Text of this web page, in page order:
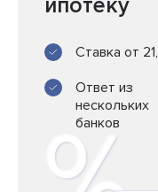
Ставка от
Ответ из
нескольких
банков